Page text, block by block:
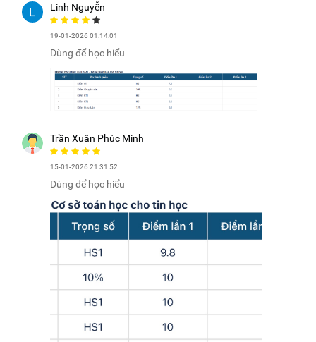
Linh Nguyễn
19-01-2026 01:14:01
Dùng để học hiểu
Trần Xuân Phúc Minh
15-01-2026 21:31:52
Dùng để học hiểu